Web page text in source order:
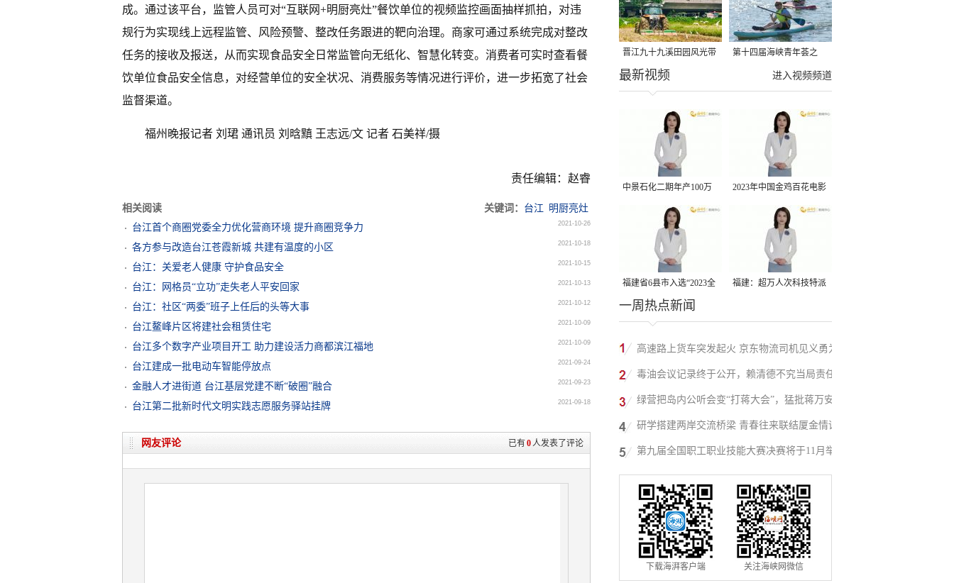
成。通过该平台，监管人员可对“互联网+明厨亮灶”餐饮单位的视频监控画面抽样抓拍，对违
规行为实现线上远程监管、风险预警、整改任务跟进的靶向治理。商家可通过系统完成对整改
任务的接收及报送，从而实现食品安全日常监管向无纸化、智慧化转变。消费者可实时查看餐
饮单位食品安全信息，对经营单位的安全状况、消费服务等情况进行评价，进一步拓宽了社会
监督渠道。
福州晚报记者 刘珺 通讯员 刘晗黰 王志远/文 记者 石美祥/摄
责任编辑：赵睿
相关阅读 关键词： 台江 明厨亮灶
台江首个商圈党委全力优化营商环境 提升商圈竞争力
2021-10-26
各方参与改造台江苍霞新城 共建有温度的小区 2021-10-18
台江：关爱老人健康 守护食品安全 2021-10-15
台江：网格员“立功”走失老人平安回家 2021-10-13
台江：社区“两委”班子上任后的头等大事 2021-10-12
台江鳌峰片区将建社会租赁住宅 2021-10-09
台江多个数字产业项目开工 助力建设活力商都滨江福地 2021-10-09
台江建成一批电动车智能停放点 2021-09-24
金融人才进街道 台江基层党建不断“破圈”融合 2021-09-23
台江第二批新时代文明实践志愿服务驿站挂牌 2021-09-18
已有0人发表了评论
网友评论
晋江九十九溪田园风光带
千亩早稻迎来成熟收割季
第十四届海峡青年荟之
2026榕台青年大学生水上
进入视频频道
最新视频
中景石化二期年产100万
吨丙烷脱氢项目建成中交
2023年中国金鸡百花电影
节有福电影巡展31日启动
福建省6县市入选“2023全
国县域发展潜力百强县”
福建：超万人次科技特派
一周热点新闻
高速路上货车突发起火 京东物流司机见义勇为
施救挽回损失
毒油会议记录终于公开，赖清德不究当局责任
反甩锅卢秀燕，蓝营点名责任官员要求撤职下
绿营把岛内公听会变“打蒋大会”，猛批蒋万安
废除监察机构主张，遭蓝营搬出蔡英文、赖清
研学搭建两岸交流桥梁 青春往来联结厦金情谊
第九届全国职工职业技能大赛决赛将于11月举
行
下载海湃客户端 关注海峡网微信